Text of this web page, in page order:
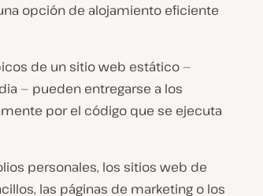
opción de alojamiento eficiente
de un sitio web estático —
— pueden entregarse a los
por el código que se ejecuta
personales, los sitios web de
las páginas de marketing o los